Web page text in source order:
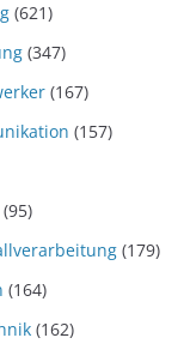
(621)
(347)
(167)
(157)
(95)
(179)
(164)
(162)